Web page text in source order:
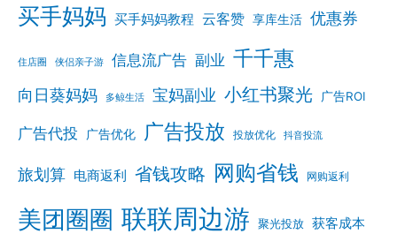
买手妈妈 买手妈妈教程 云客赞 享库生活 优惠券
住店圈 侠侣亲子游 信息流广告 副业 千千惠
向日葵妈妈 多鲸生活 宝妈副业 小红书聚光 广告ROI
广告代投 广告优化 广告投放 投放优化 抖音投流
旅划算 电商返利 省钱攻略 网购省钱 网购返利
美团圈圈 联联周边游 聚光投放 获客成本